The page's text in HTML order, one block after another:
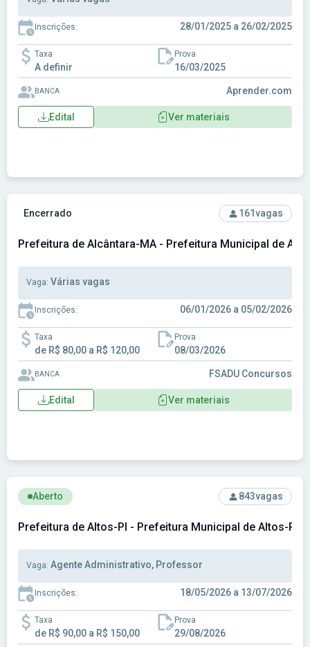
Inscrições: 28/01/2025 a 26/02/2025
Taxa
A definir
Prova
16/03/2025
BANCA Aprender.com
Edital Ver materiais
Ver concurso: Prefeitura de Alcântara-MA - Prefeitura
Encerrado 161vagas
Prefeitura de Alcântara-MA - Prefeitura Municipal de
Vaga: Várias vagas
Inscrições: 06/01/2026 a 05/02/2026
Taxa
de R$ 80,00 a R$ 120,00
Prova
08/03/2026
BANCA FSADU Concursos
Edital Ver materiais
Ver concurso: Prefeitura de Altos-PI - Prefeitura Municipal
Aberto 843vagas
Prefeitura de Altos-PI - Prefeitura Municipal de Altos-PI
Vaga: Agente Administrativo, Professor
Inscrições: 18/05/2026 a 13/07/2026
Taxa
de R$ 90,00 a R$ 150,00
Prova
29/08/2026